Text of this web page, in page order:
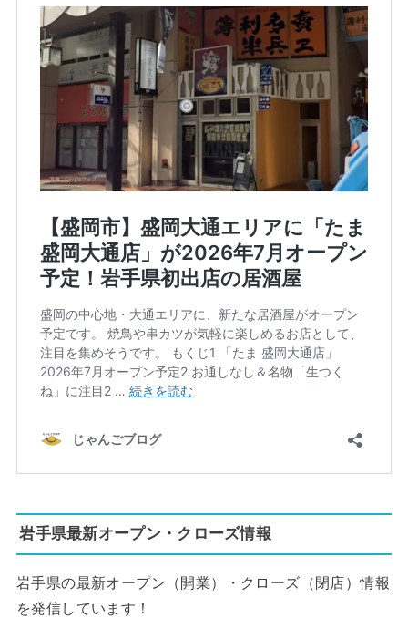
岩手県最新オープン・クローズ情報
岩手県の最新オープン（開業）・クローズ（閉店）情報
を発信しています！